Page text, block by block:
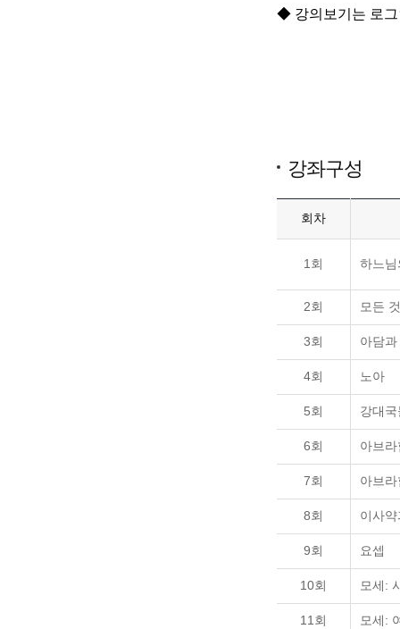
◆ 강의보기는 로
강좌구성
회차
1회 하느
2회 모든
3회 아담
4회 노아
5회 강대
6회 아브라
7회 아브
8회 이사
9회 요셉
10회 모세:
11회 모세: